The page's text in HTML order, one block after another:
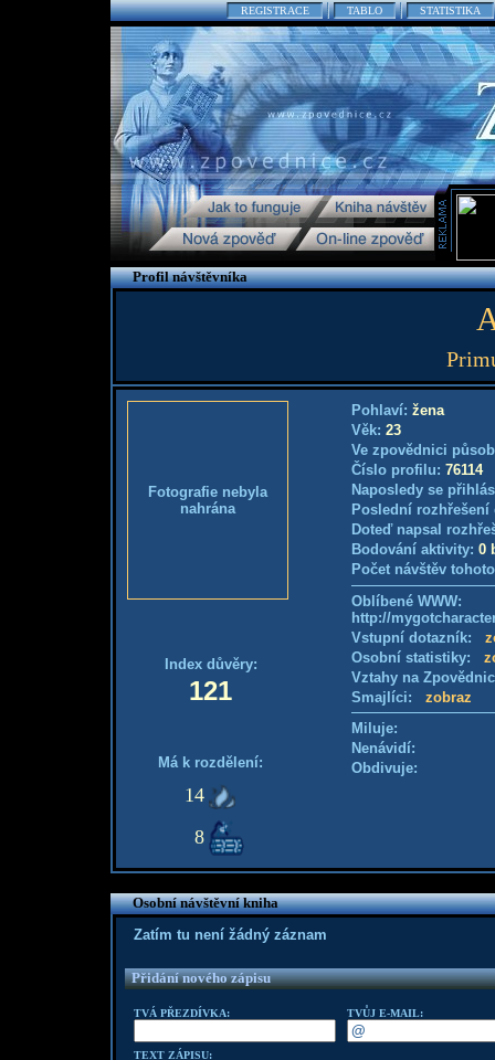
REGISTRACE TABLO STATISTIKA
Profil návštěvníka
Fotografie nebyla
nahrána
Index důvěry:
121
Má k rozdělení:
14
8
Pohlaví: žena
Věk: 23
Ve zpovědnici
Číslo profilu: 76114
Naposledy se
Poslední
Doteď napsal
Bodování aktivity: 0
Počet návštěv
Oblíbené WWW:
http://
Vstupní dotazník:
Osobní statistiky:
Vztahy na
Smajlíci: zobraz
Miluje:
Nenávidí:
Obdivuje:
Osobní návštěvní kniha
Zatím tu není žádný záznam
Přidání nového zápisu
TVÁ PŘEZDÍVKA: TVŮJ E-MAIL:
TEXT ZÁPISU: